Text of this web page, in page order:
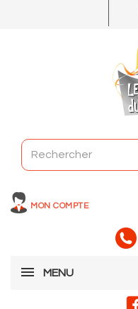
MON COMPTE
MENU